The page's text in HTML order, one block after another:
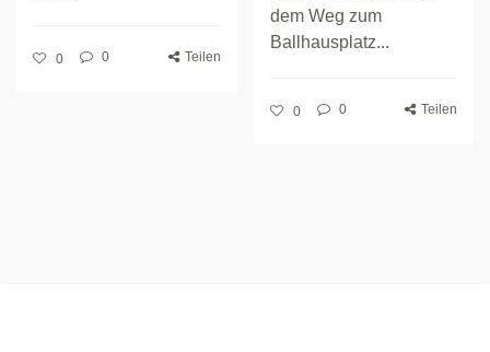
0 0 Teilen
dem Weg zum
Ballhausplatz...
0 0 Teilen